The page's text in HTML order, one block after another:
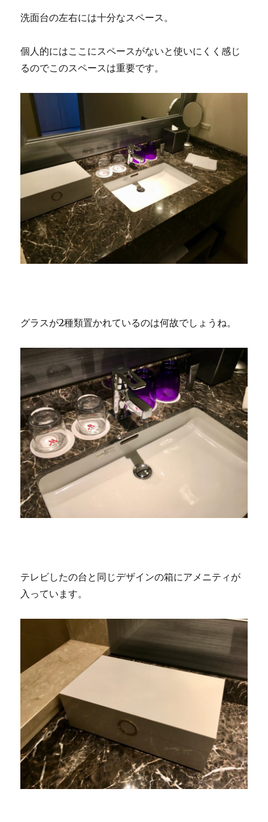
洗面台の左右には十分なスペース。
個人的にはここにスペースがないと使いにくく感じ
るのでこのスペースは重要です。
グラスが2種類置かれているのは何故でしょうね。
テレビしたの台と同じデザインの箱にアメニティが
入っています。